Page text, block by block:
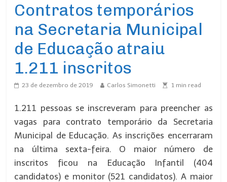
Contratos temporários
na Secretaria Municipal
de Educação atraiu
1.211 inscritos
23 de dezembro de 2019 Carlos Simonetti 1 min read
1.211 pessoas se inscreveram para preencher as
vagas para contrato temporário da Secretaria
Municipal de Educação. As inscrições encerraram
na última sexta-feira. O maior número de
inscritos ficou na Educação Infantil (404
candidatos) e monitor (521 candidatos). A maior